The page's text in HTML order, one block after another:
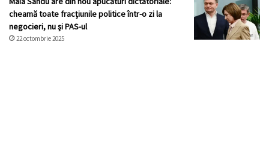
cheamă toate fracţiunile politice într-o zi la
negocieri, nu şi PAS-ul
22 octombrie 2025